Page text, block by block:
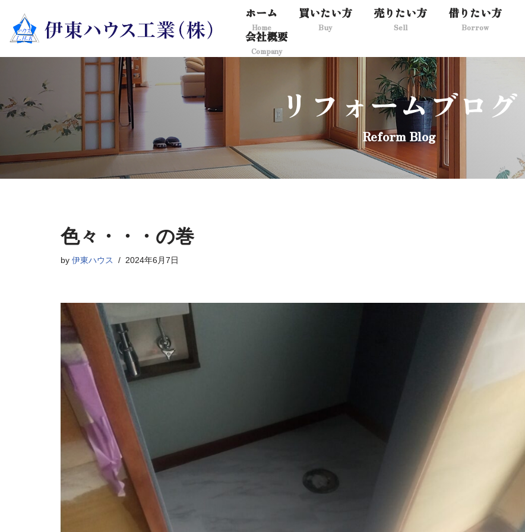
コ
ツ
へ
ッ
プ
ホーム
Home
買いたい方
Buy
売りたい方
Sell
借りたい方
Borrow
会社概要
Company
リフォームブログ
Reform Blog
色々・・・の巻
by 伊東ハウス 2024年6月7日